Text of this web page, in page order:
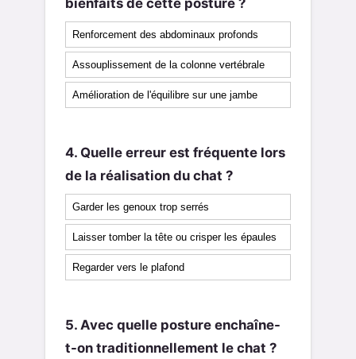
bienfaits de cette posture ?
Renforcement des abdominaux profonds
Assouplissement de la colonne vertébrale
Amélioration de l'équilibre sur une jambe
4. Quelle erreur est fréquente lors
de la réalisation du chat ?
Garder les genoux trop serrés
Laisser tomber la tête ou crisper les épaules
Regarder vers le plafond
5. Avec quelle posture enchaîne-
t-on traditionnellement le chat ?